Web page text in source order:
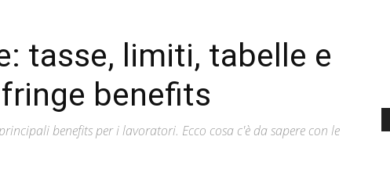
tasse, limiti, tabelle e
benefits
benefits per i lavoratori. Ecco cosa c'è da sapere con le